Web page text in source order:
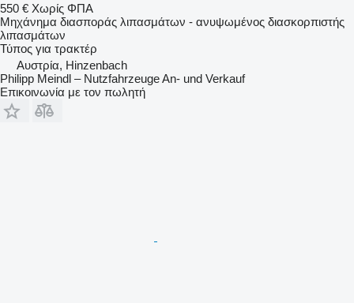
550 € Χωρίς ΦΠΑ
Μηχάνημα διασποράς λιπασμάτων - ανυψωμένος διασκορπιστής
λιπασμάτων
Τύπος για τρακτέρ
Αυστρία, Hinzenbach
Philipp Meindl – Nutzfahrzeuge An- und Verkauf
Επικοινωνία με τον πωλητή